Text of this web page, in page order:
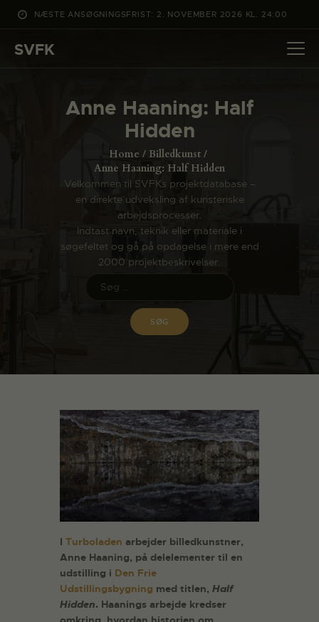
NÆSTE ANSØGNINGSFRIST: 2. NOVEMBER 2026 KL. 24:00
SVFK
Anne Haaning: Half
Hidden
Home
Billedkunst
Anne Haaning: Half Hidden
Velkommen til SVFKs projektdatabase –
en direkte udveksling af kunsteriske
arbejdsprocesser.
Indtast navn, teknik eller materiale i
søgefeltet og gå på opdagelse i mere end
2000 projektbeskrivelser.
DET SKER
PROJEKTER
ANSØG
OM SVFK
ENGLISH
I Turboladen arbejder billedkunstner,
Anne Haaning, på delelementer til en
udstilling i Den Frie
Udstillingsbygning med titlen, Half
Hidden. Haanings arbejde kredser